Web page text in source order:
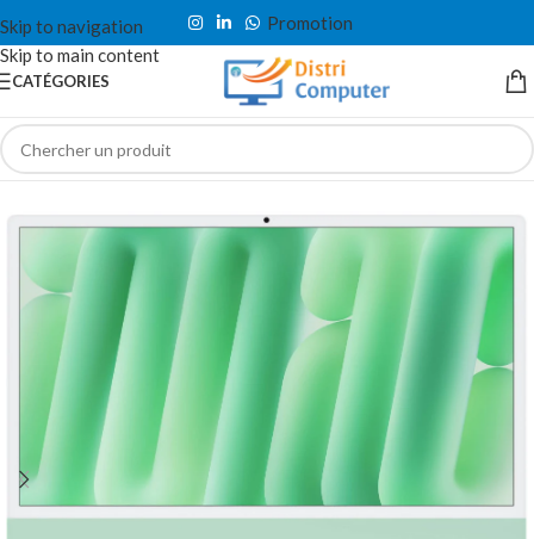
Skip to navigation
Skip to main content
Promotion
CATÉGORIES